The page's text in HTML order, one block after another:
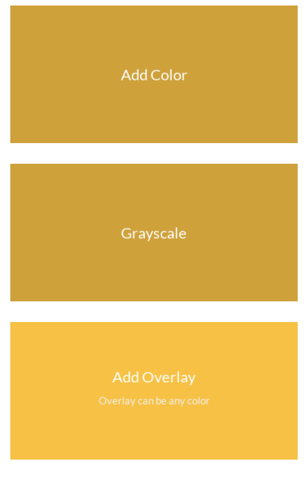
Add Color
Grayscale
Add Overlay
Overlay can be any color